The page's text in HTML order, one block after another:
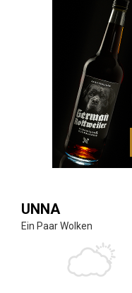
UNNA
Ein Paar Wolken